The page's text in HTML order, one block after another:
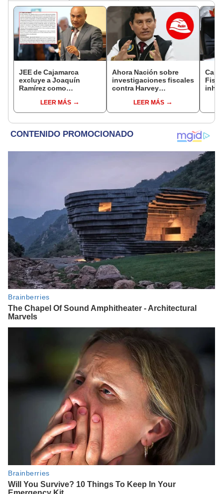
JEE de Cajamarca
excluye a Joaquín
Ramírez como
regional por ocultar
sentencia
LEER MÁS
Ahora Nación sobre
investigaciones fiscales
contra Harvey
Público no puede ser
utilizado políticamente"
LEER MÁS